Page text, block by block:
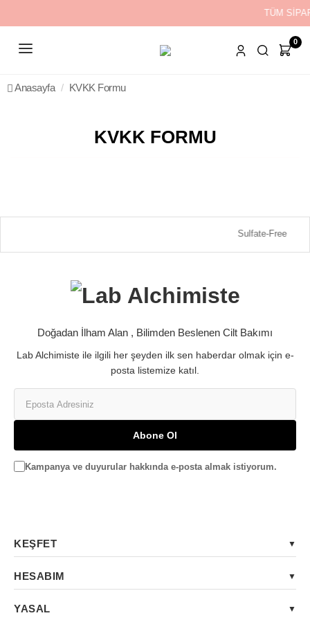
TÜM
0
Anasayfa KVKK Formu
KVKK FORMU
Sulfate-Free
Doğadan İlham Alan , Bilimden Beslenen Cilt Bakımı
Lab Alchimiste ile ilgili her şeyden ilk sen haberdar olmak için e-
posta listemize katıl.
Abone Ol
Kampanya ve duyurular hakkında e-posta almak istiyorum.
KEŞFET
HESABIM
YASAL